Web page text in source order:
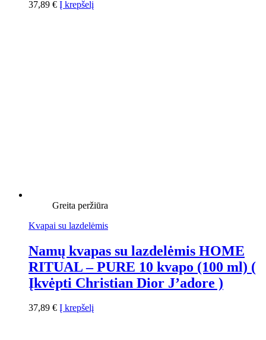
37,89 € Į krepšelį
Greita peržiūra
Kvapai su lazdelėmis
Namų kvapas su lazdelėmis HOME
RITUAL – PURE 10 kvapo (100 ml) (
Įkvėpti Christian Dior J’adore )
37,89 € Į krepšelį